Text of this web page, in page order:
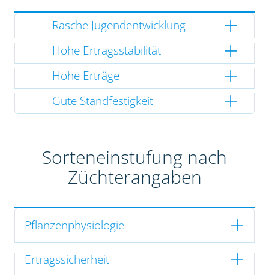
Rasche Jugendentwicklung
Hohe Ertragsstabilität
Hohe Erträge
Gute Standfestigkeit
Sorteneinstufung nach
Züchterangaben
Pflanzenphysiologie
Ertragssicherheit